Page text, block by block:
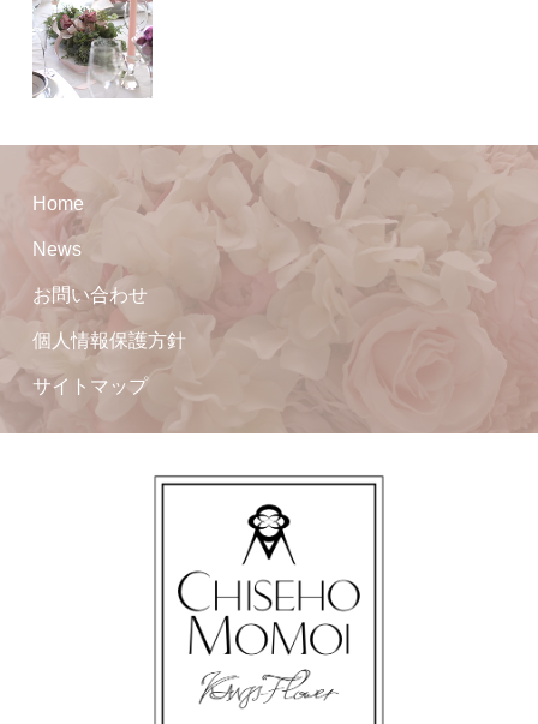
Home
News
お問い合わせ
個人情報保護方針
サイトマップ